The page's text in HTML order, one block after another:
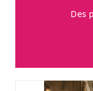
Des